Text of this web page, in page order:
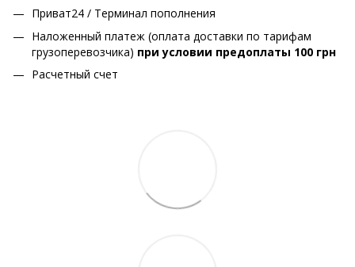
Приват24 / Терминал пополнения
Наложенный платеж (оплата доставки по тарифам
грузоперевозчика) при условии предоплаты 100 грн
Расчетный счет